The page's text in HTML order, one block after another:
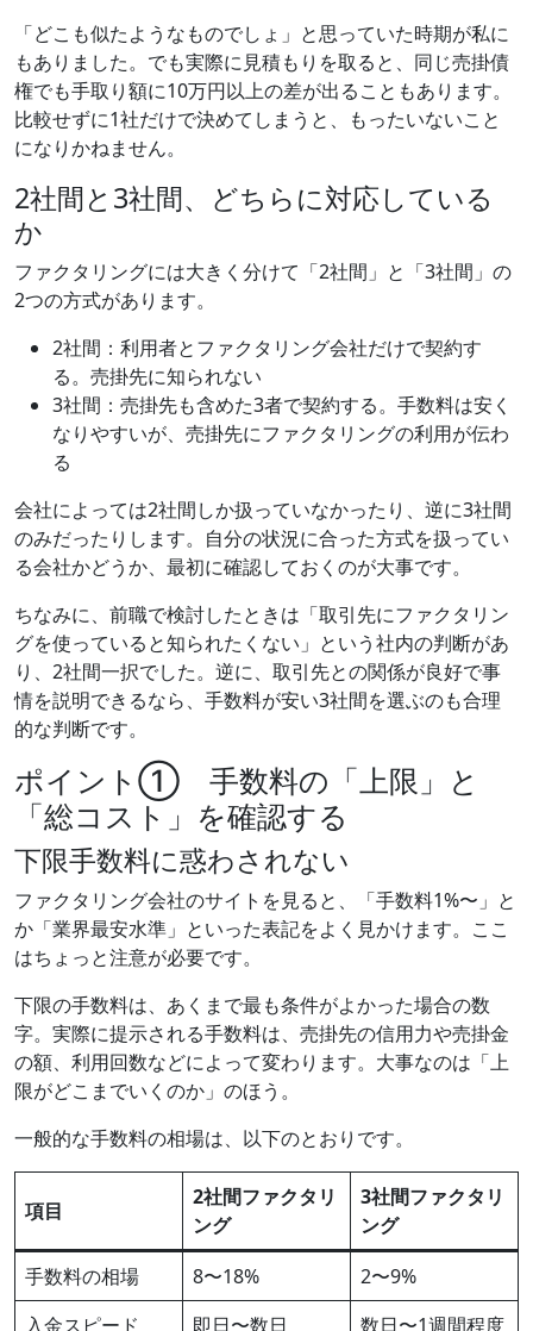
「どこも似たようなものでしょ」と思っていた時期が私に
もありました。でも実際に見積もりを取ると、同じ売掛債
権でも手取り額に10万円以上の差が出ることもあります。
比較せずに1社だけで決めてしまうと、もったいないこと
になりかねません。
2社間と3社間、どちらに対応している
か
ファクタリングには大きく分けて「2社間」と「3社間」の
2つの方式があります。
2社間：利用者とファクタリング会社だけで契約す
る。売掛先に知られない
3社間：売掛先も含めた3者で契約する。手数料は安く
なりやすいが、売掛先にファクタリングの利用が伝わ
る
会社によっては2社間しか扱っていなかったり、逆に3社間
のみだったりします。自分の状況に合った方式を扱ってい
る会社かどうか、最初に確認しておくのが大事です。
ちなみに、前職で検討したときは「取引先にファクタリン
グを使っていると知られたくない」という社内の判断があ
り、2社間一択でした。逆に、取引先との関係が良好で事
情を説明できるなら、手数料が安い3社間を選ぶのも合理
的な判断です。
ポイント① 手数料の「上限」と
「総コスト」を確認する
下限手数料に惑わされない
ファクタリング会社のサイトを見ると、「手数料1%〜」と
か「業界最安水準」といった表記をよく見かけます。ここ
はちょっと注意が必要です。
下限の手数料は、あくまで最も条件がよかった場合の数
字。実際に提示される手数料は、売掛先の信用力や売掛金
の額、利用回数などによって変わります。大事なのは「上
限がどこまでいくのか」のほう。
一般的な手数料の相場は、以下のとおりです。
項目
2社間ファクタリ
ング
3社間ファクタリ
ング
手数料の相場
8〜18%
2〜9%
入金スピード
即日〜数日 数日〜1週間程度